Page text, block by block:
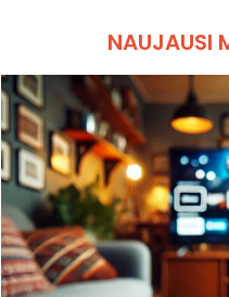
NAUJAUSI